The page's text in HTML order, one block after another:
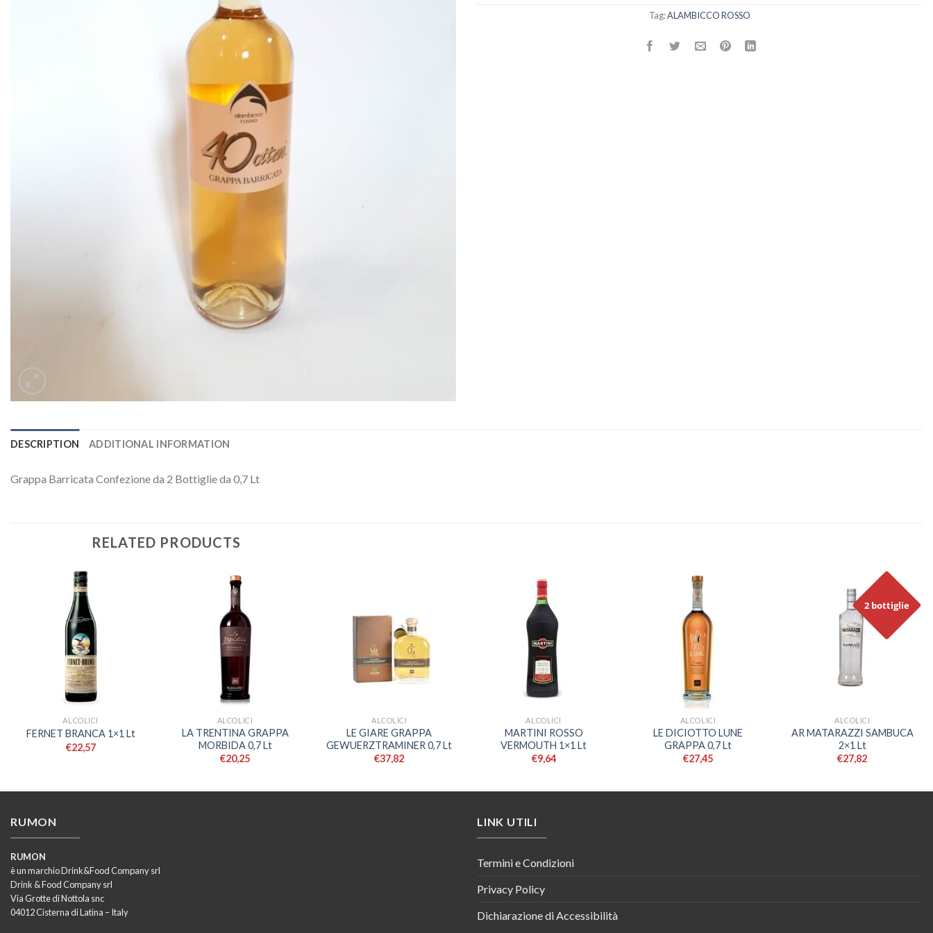
Tag:ALAMBICCO ROSSO
DESCRIPTION ADDITIONAL INFORMATION
Grappa Barricata Confezione da 2 Bottiglie da 0,7 Lt
RELATED PRODUCTS
ALCOLICI
FERNET BRANCA 1×1 Lt
€22,57
ALCOLICI
LA TRENTINA GRAPPA
MORBIDA 0,7 Lt
€20,25
ALCOLICI
LE GIARE GRAPPA
GEWUERZTRAMINER 0,7 Lt
€37,82
ALCOLICI
MARTINI ROSSO
VERMOUTH 1×1 Lt
€9,64
ALCOLICI
LE DICIOTTO LUNE
GRAPPA 0,7 Lt
€27,45
2 bottiglie
ALCOLICI
AR MATARAZZI SAMBUCA
2×1 Lt
€27,82
RUMON
RUMON
è un marchio Drink&Food Company srl
Drink & Food Company srl
Via Grotte di Nottola snc
04012 Cisterna di Latina – Italy
LINK UTILI
Termini e Condizioni
Privacy Policy
Dichiarazione di Accessibilità